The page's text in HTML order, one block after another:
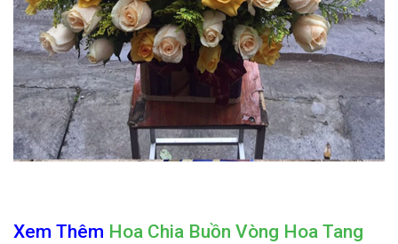
Xem Thêm Hoa Chia Buồn Vòng Hoa Tang